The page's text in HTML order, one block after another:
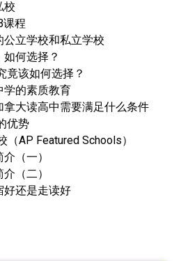
校
课程
公立学校和私立学校
何选择？
竟该如何选择？
学的素质教育
拿大读高中需要满足什么条件
优势
（AP Featured Schools）
（一）
（二）
好还是走读好